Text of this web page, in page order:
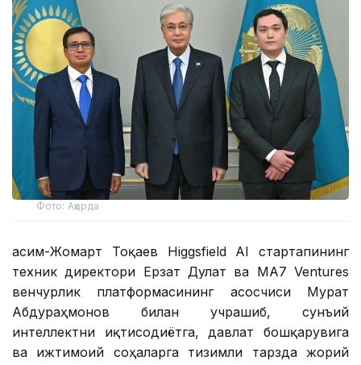
Фото: Ақорда
Қасим-Жомарт Тоқаев Higgsfield AI стартапининг
техник директори Ерзат Дулат ва MA7 Ventures
венчурлик платформасининг асосчиси Мурат
Абдураҳмонов билан учрашиб, сунъий
интеллектни иқтисодиётга, давлат бошқарувига
ва ижтимоий соҳаларга тизимли тарзда жорий